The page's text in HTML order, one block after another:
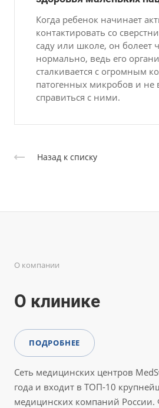
Когда ребенок начинает
контактировать со
саду или школе, он болеет
нормально, ведь его
сталкивается с огромным
патогенных микробов и не
справиться с ними.
Назад к списку
О компании
О клинике
ПОДРОБНЕЕ
Сеть медицинских центров
года и входит в ТОП-10
медицинских компаний России.